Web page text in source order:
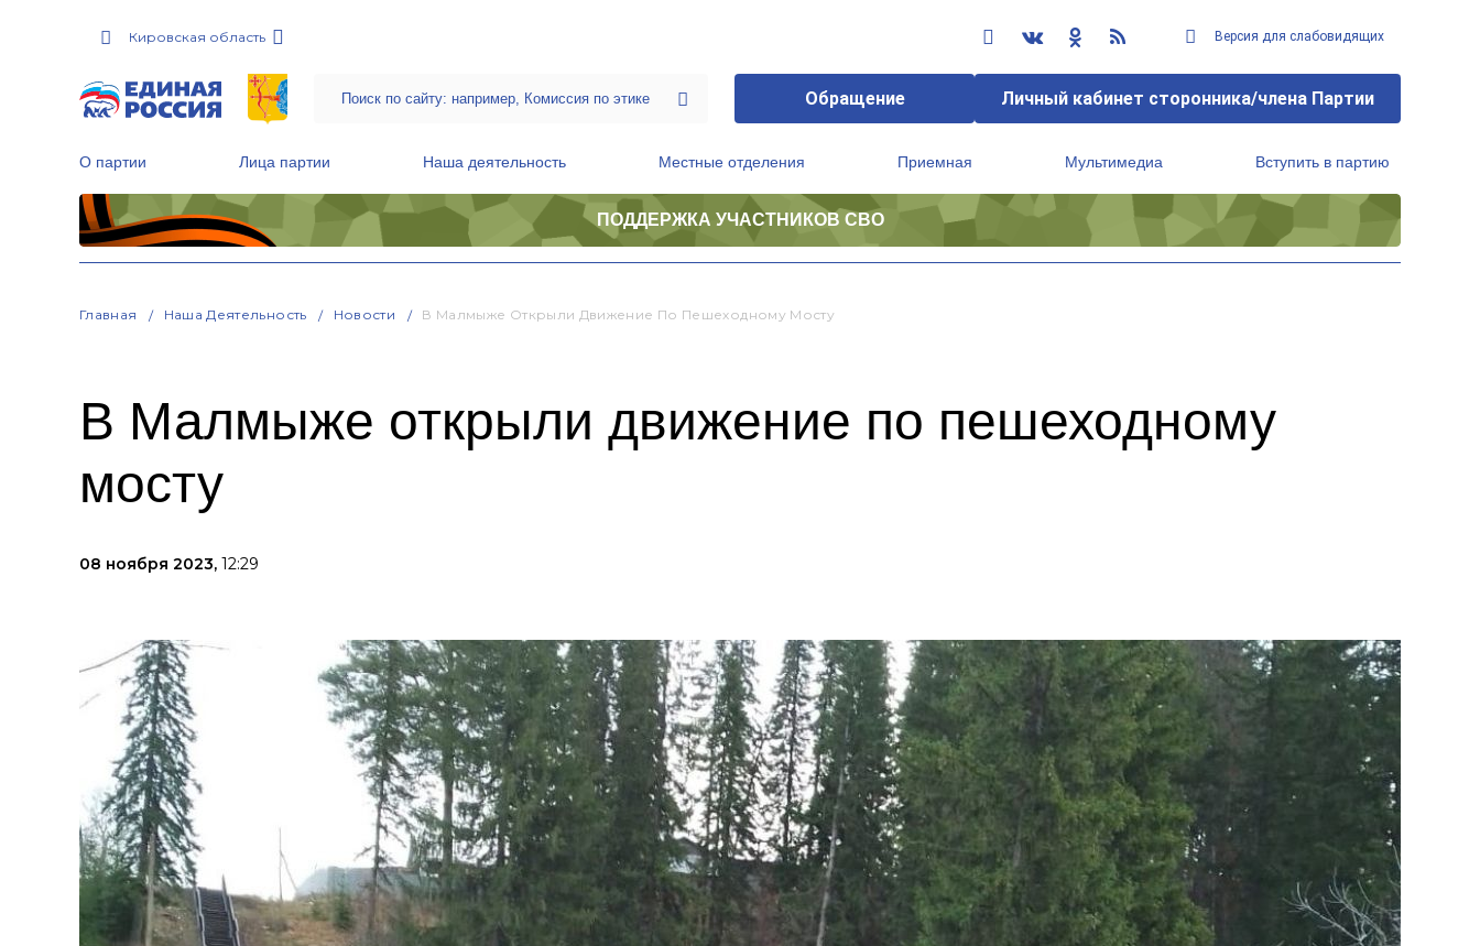
Кировская область Версия для слабовидящих
Обращение Личный кабинет сторонника/члена Партии
О партии Лица партии Наша деятельность Местные отделения Приемная Мультимедиа Вступить в партию
ПОДДЕРЖКА УЧАСТНИКОВ СВО
Главная Наша Деятельность Новости В Малмыже Открыли Движение По Пешеходному Мосту
В Малмыже открыли движение по пешеходному
мосту
08 ноября 2023, 12:29